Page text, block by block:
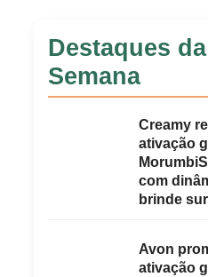
Destaques da
Semana
Creamy
ativação
com
brinde
Avon
ativação